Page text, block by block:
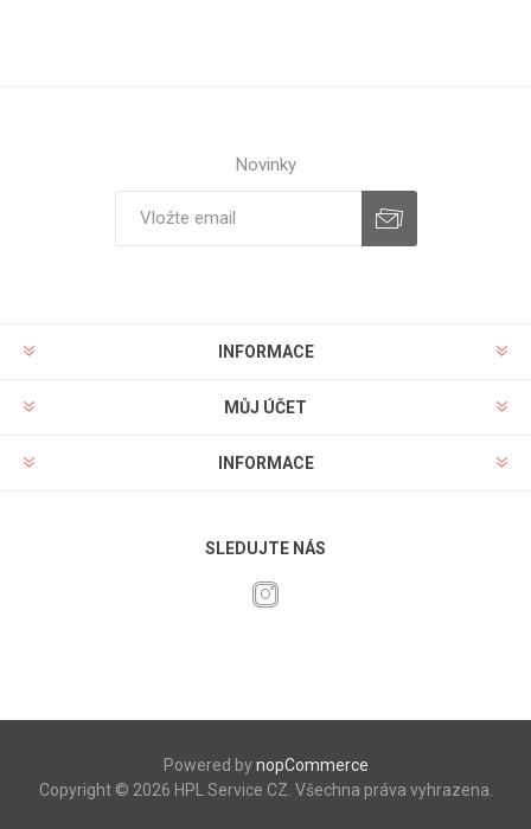
Novinky
INFORMACE
MŮJ ÚČET
INFORMACE
SLEDUJTE NÁS
Powered bynopCommerce
Copyright © 2026 HPL Service CZ. Všechna práva vyhrazena.